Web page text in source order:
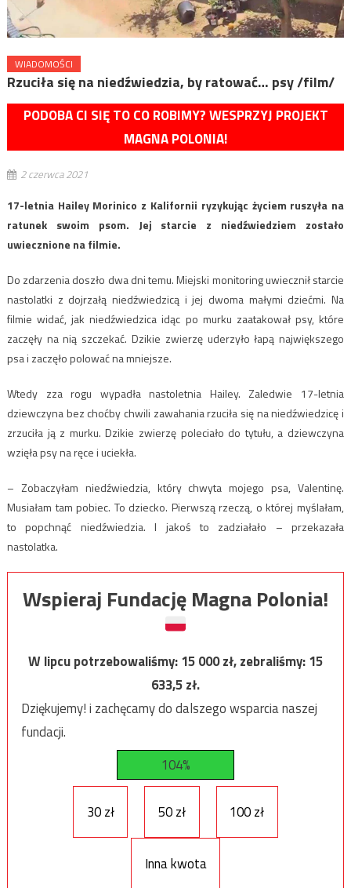
WIADOMOŚCI
Rzuciła się na niedźwiedzia, by ratować… psy /film/
PODOBA CI SIĘ TO CO ROBIMY? WESPRZYJ PROJEKT
MAGNA POLONIA!
2 czerwca 2021
17-letnia Hailey Morinico z Kalifornii ryzykując życiem ruszyła na
ratunek swoim psom. Jej starcie z niedźwiedziem zostało
uwiecznione na filmie.
Do zdarzenia doszło dwa dni temu. Miejski monitoring uwiecznił starcie
nastolatki z dojrzałą niedźwiedzicą i jej dwoma małymi dziećmi. Na
filmie widać, jak niedźwiedzica idąc po murku zaatakował psy, które
zaczęły na nią szczekać. Dzikie zwierzę uderzyło łapą największego
psa i zaczęło polować na mniejsze.
Wtedy zza rogu wypadła nastoletnia Hailey. Zaledwie 17-letnia
dziewczyna bez choćby chwili zawahania rzuciła się na niedźwiedzicę i
zrzuciła ją z murku. Dzikie zwierzę poleciało do tytułu, a dziewczyna
wzięła psy na ręce i uciekła.
– Zobaczyłam niedźwiedzia, który chwyta mojego psa, Valentinę.
Musiałam tam pobiec. To dziecko. Pierwszą rzeczą, o której myślałam,
to popchnąć niedźwiedzia. I jakoś to zadziałało – przekazała
nastolatka.
Wspieraj Fundację Magna Polonia!
W lipcu potrzebowaliśmy:15 000zł, zebraliśmy:15
633,5zł.
Dziękujemy! i zachęcamy do dalszego wsparcia naszej
fundacji.
104%
30 zł 50 zł 100 zł
Inna kwota